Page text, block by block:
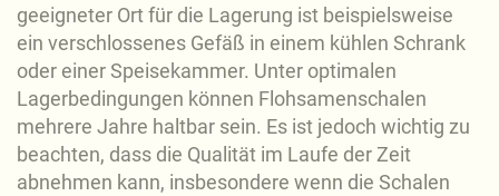
geeigneter Ort für die Lagerung ist beispielsweise
ein verschlossenes Gefäß in einem kühlen Schrank
oder einer Speisekammer. Unter optimalen
Lagerbedingungen können Flohsamenschalen
mehrere Jahre haltbar sein. Es ist jedoch wichtig zu
beachten, dass die Qualität im Laufe der Zeit
abnehmen kann, insbesondere wenn die Schalen